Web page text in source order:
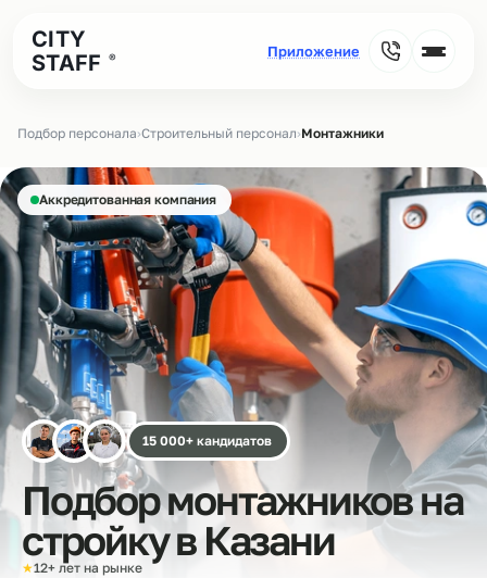
CITY
STAFF
®
Подбор персонала›Строительный персонал›Монтажники
Аккредитованная компания
15 000+ кандидатов
Подбор монтажников на
стройку в Казани
★12+ лет на рынке